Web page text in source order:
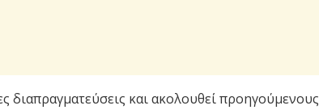
και ακολουθεί προηγούμενους